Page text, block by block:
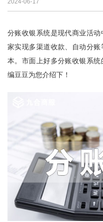
分账收银系统是现代商业活
家实现多渠道收款、自动分
本。市面上好多分账收银系统
编豆豆为您介绍下！